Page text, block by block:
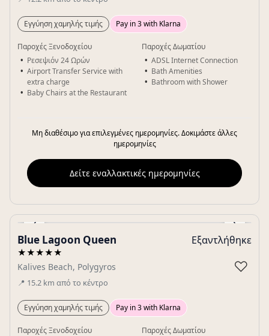
Εγγύηση χαμηλής τιμής Pay in 3 with Klarna
Παροχές Ξενοδοχείου
Ρεσεψιόν 24 Ωρών
Airport Transfer Service with
extra charge
Baby Chairs at the Restaurant
Παροχές Δωματίου
ADSL Internet Connection
Bath Amenities
Bathroom with Shower
Μη διαθέσιμο για επιλεγμένες ημερομηνίες. Δοκιμάστε άλλες
ημερομηνίες
Δείτε εναλλακτικές ημερομηνίες
‹ ›
Gallery
Blue Lagoon Queen
★★★★★
Kalives Beach, Polygyros
📍 15.2 km από το κέντρο
Εξαντλήθηκε
♡
Εγγύηση χαμηλής τιμής Pay in 3 with Klarna
Παροχές Ξενοδοχείου
Παροχές Δωματίου